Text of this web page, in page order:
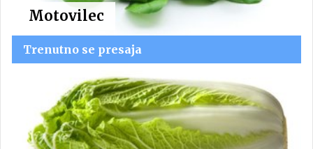
Motovilec
Trenutno se presaja